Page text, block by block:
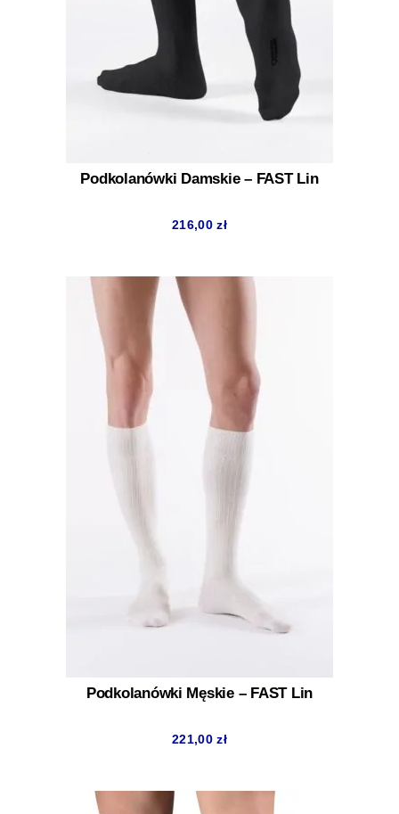
Podkolanówki Damskie – FAST Lin
216,00zł
Podkolanówki Męskie – FAST Lin
221,00zł